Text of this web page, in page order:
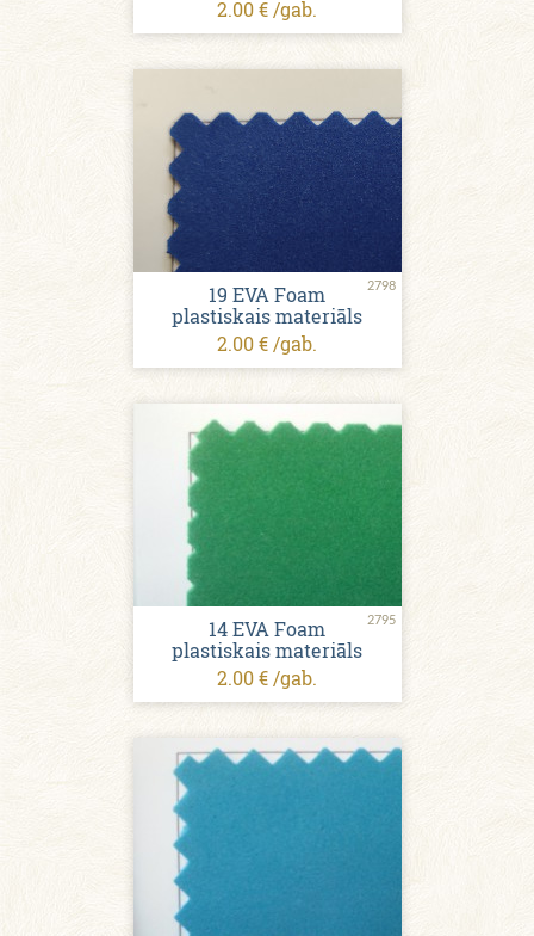
2.00 € /gab.
2798
19 EVA Foam
plastiskais materiāls
2.00 € /gab.
2795
14 EVA Foam
plastiskais materiāls
2.00 € /gab.